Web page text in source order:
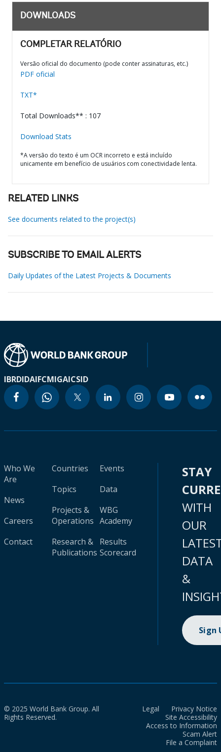
DOWNLOADS
COMPLETAR RELATÓRIO
Versão oficial do documento (pode conter assinaturas, etc.)
PDF oficial
TXT*
Total Downloads** : 107
Download Stats
*A versão do texto é um OCR incorreto e está incluído
unicamente em benefício de usuários com conectividade lenta.
RELATED LINKS
See documents related to the project(s)
SUBSCRIBE TO EMAIL ALERTS
Daily Updates of the Latest Projects & Documents
IBRDIDAIFCMIGAICSID
Who We
Are
News
Careers
Contact
Countries
Topics
Projects &
Operations
Research &
Publications
Events
Data
WBG
Academy
Results
Scorecard
STAY
WITH
OUR
DATA
&
Sign
© 2025 World Bank Group. All
Rights Reserved.
Legal
Privacy Notice
Site Accessibility
Access to Information
Scam Alert
File a Complaint